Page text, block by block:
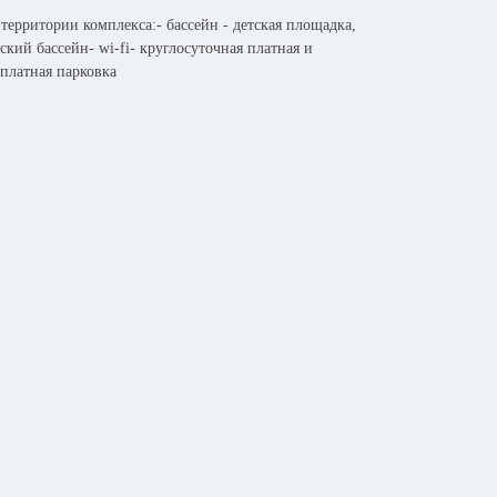
комплекса:- бассейн - детская площадка,
бассейн- wi-fi- круглосуточная платная и
парковка